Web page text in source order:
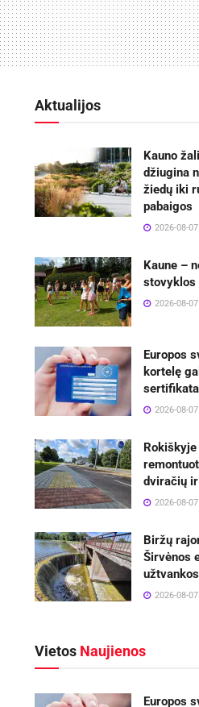
Aktualijos
Kauno
džiugina
žiedų iki
pabaigos
2026-08-07
Kaune –
stovyklos
2026-08-07
Europos
kortelę
2026-08-07
dviračių
2026-08-07
Biržų
Širvėnos
2026-08-07
Vietos Naujienos
Europos